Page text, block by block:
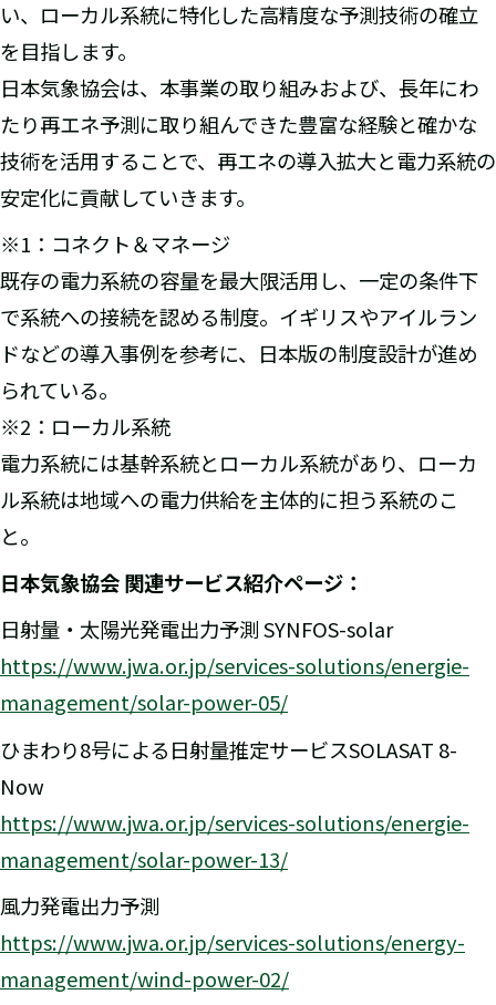
い、ローカル系統に特化した高精度な予測技術の確立
を目指します。
日本気象協会は、本事業の取り組みおよび、長年にわ
たり再エネ予測に取り組んできた豊富な経験と確かな
技術を活用することで、再エネの導入拡大と電力系統の
安定化に貢献していきます。
※1：コネクト＆マネージ
既存の電力系統の容量を最大限活用し、一定の条件下
で系統への接続を認める制度。イギリスやアイルラン
ドなどの導入事例を参考に、日本版の制度設計が進め
られている。
※2：ローカル系統
電力系統には基幹系統とローカル系統があり、ローカ
ル系統は地域への電力供給を主体的に担う系統のこ
と。
日本気象協会 関連サービス紹介ページ：
日射量・太陽光発電出力予測 SYNFOS-solar
https://www.jwa.or.jp/services-solutions/energie-
management/solar-power-05/
ひまわり8号による日射量推定サービスSOLASAT 8-
Now
https://www.jwa.or.jp/services-solutions/energie-
management/solar-power-13/
風力発電出力予測
https://www.jwa.or.jp/services-solutions/energy-
management/wind-power-02/